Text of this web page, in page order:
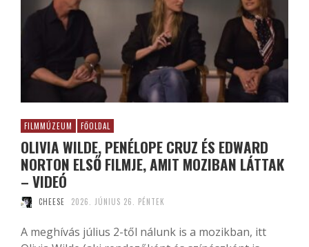
FILMMÚZEUM FŐOLDAL
OLIVIA WILDE, PENÉLOPE CRUZ ÉS EDWARD
NORTON ELSŐ FILMJE, AMIT MOZIBAN LÁTTAK
– VIDEÓ
CHEESE 2026. JÚNIUS 26. PÉNTEK
A meghívás július 2-től nálunk is a mozikban, itt